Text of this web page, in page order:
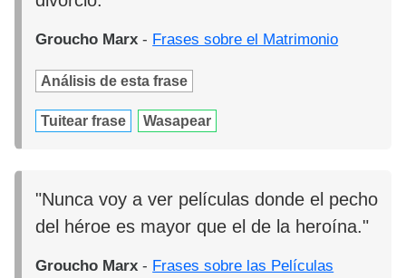
Groucho Marx - Frases sobre el Matrimonio
Análisis de esta frase
Tuitear frase Wasapear
"Nunca voy a ver películas donde el pecho
del héroe es mayor que el de la heroína."
Groucho Marx - Frases sobre las Películas